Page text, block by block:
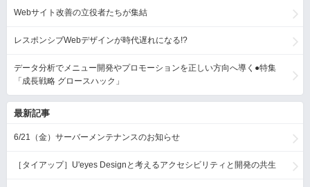
Webサイト改善の立役者たちが集結
レスポンシブWebデザインが時代遅れになる!?
データ分析でメニュー開発やプロモーションを正しい方向へ導く●特集
「成長戦略 グロースハック」
最新記事
6/21（金）サーバーメンテナンスのお知らせ
［タイアップ］U'eyes Designと考えるアクセシビリティと開発の共生